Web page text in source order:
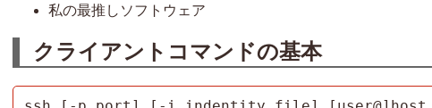
私の最推しソフトウェア
クライアントコマンドの基本